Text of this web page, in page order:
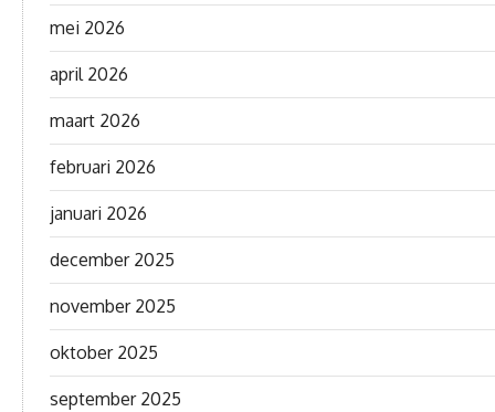
mei 2026
april 2026
maart 2026
februari 2026
januari 2026
december 2025
november 2025
oktober 2025
september 2025